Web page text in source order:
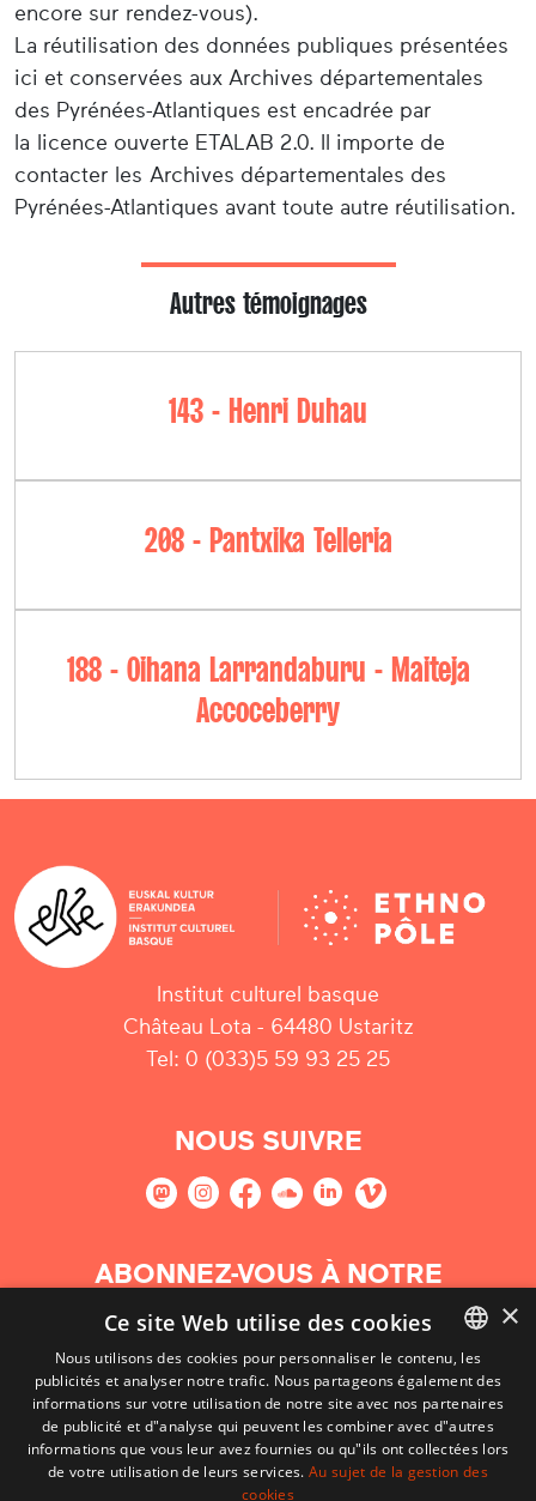
encore sur rendez-vous).
La réutilisation des données publiques présentées
ici et conservées aux Archives départementales
des Pyrénées-Atlantiques est encadrée par
la licence ouverte ETALAB 2.0. Il importe de
contacter les Archives départementales des
Pyrénées-Atlantiques avant toute autre réutilisation.
Autres témoignages
143 - Henri Duhau
208 - Pantxika Telleria
188 - Oihana Larrandaburu - Maiteja
Accoceberry
Institut culturel basque
Château Lota - 64480 Ustaritz
Tel: 0 (033)5 59 93 25 25
NOUS SUIVRE
ABONNEZ-VOUS À NOTRE
NEWSLETTER
S'abonner
BASQUE
FRENCH
×
Ce site Web utilise des cookies
Nous utilisons des cookies pour personnaliser le contenu, les
publicités et analyser notre trafic. Nous partageons également des
informations sur votre utilisation de notre site avec nos partenaires
de publicité et d"analyse qui peuvent les combiner avec d"autres
informations que vous leur avez fournies ou qu"ils ont collectées lors
de votre utilisation de leurs services.Au sujet de la gestion des
cookies